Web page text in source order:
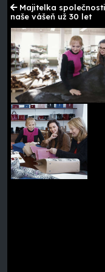
Majitelka
naše vášeň už 30 let